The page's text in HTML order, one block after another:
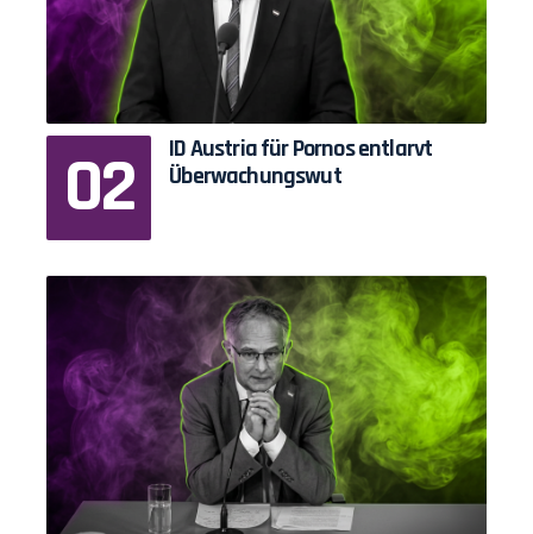
ID Austria für Pornos entlarvt
Überwachungswut